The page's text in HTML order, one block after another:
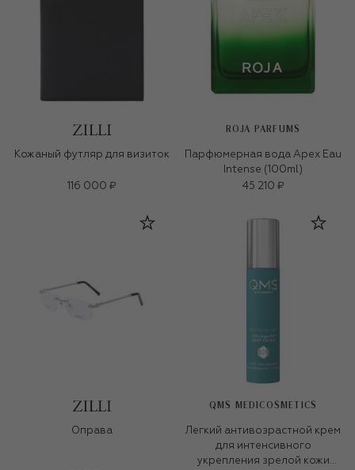
Кожаный футляр для визиток
116 000 ₽
ROJA PARFUMS
Парфюмерная вода Apex Eau
Intense (100ml)
45 210 ₽
Оправа
QMS MEDICOSMETICS
Легкий антивозрастной крем
для интенсивного
укрепления зрелой кожи